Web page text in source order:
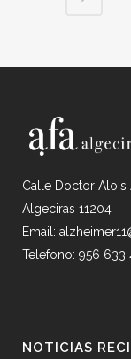
Calle Doctor Alois
Algeciras 11204
Email:
Telefono: 956 633
NOTICIAS